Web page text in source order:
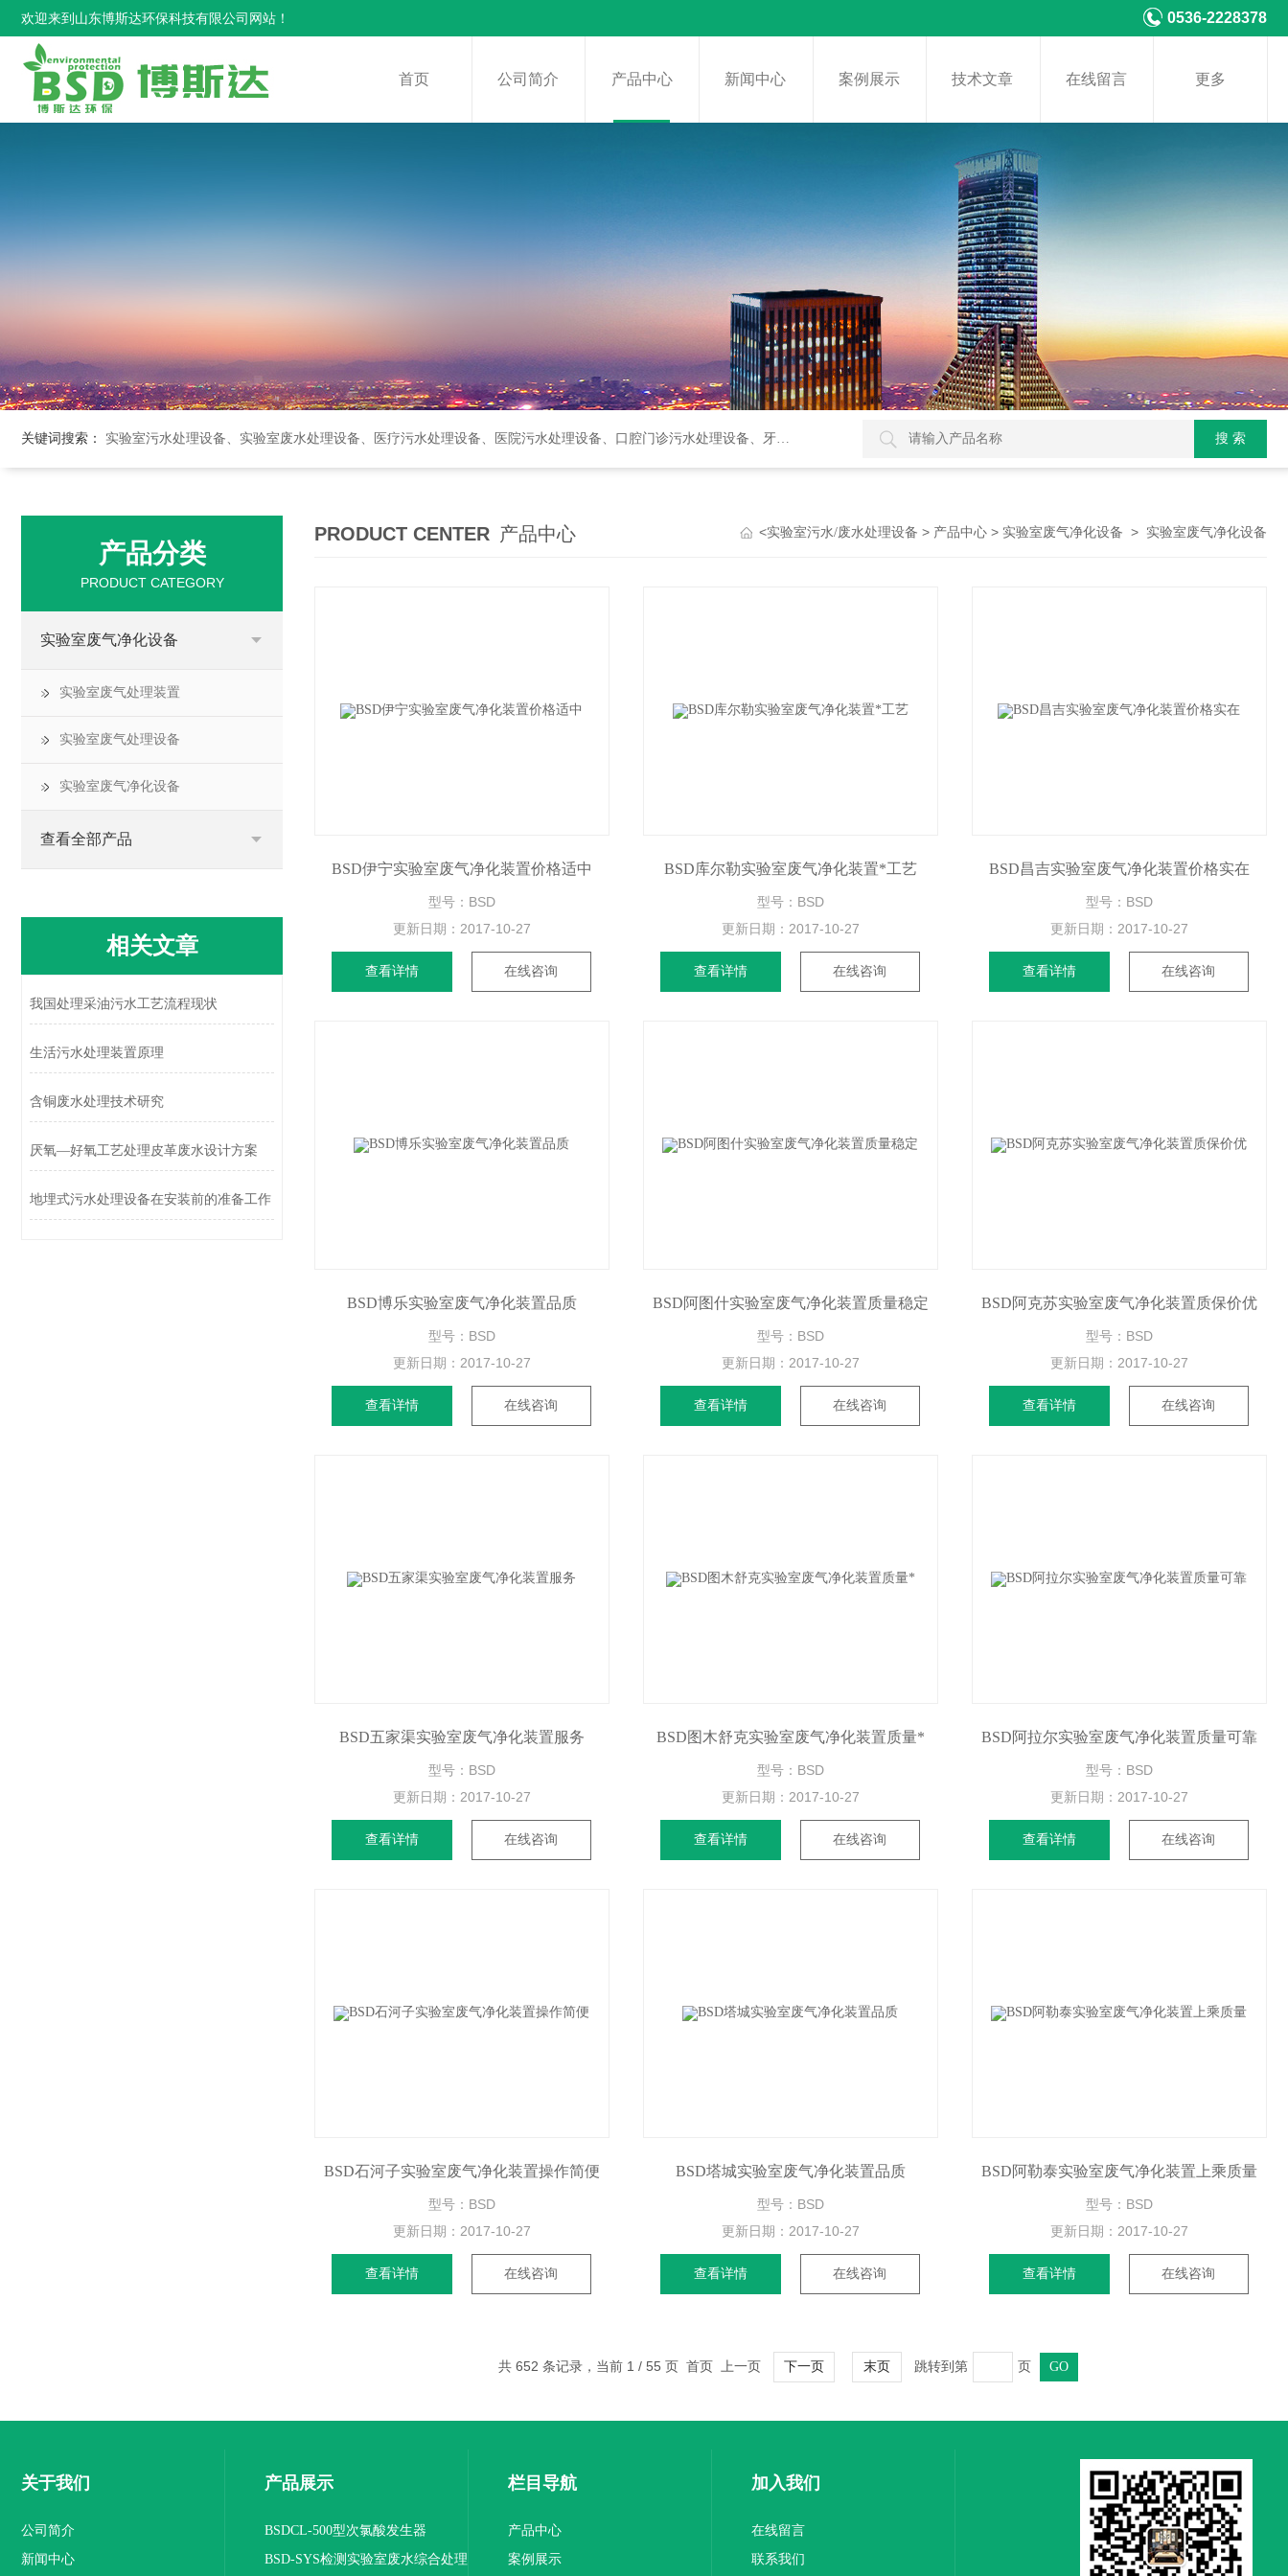
欢迎来到山东博斯达环保科技有限公司网站！ 0536-2228378
首页 公司简介 产品中心 新闻中心 案例展示 技术文章 在线留言 更多
关键词搜索： 实验室污水处理设备、实验室废水处理设备、医疗污水处理设备、医院污水处理设备、口腔门诊污水处理设备、牙科诊所污水处理设备、次氯酸发生器
产品分类
PRODUCT CATEGORY
实验室废气净化设备
实验室废气处理装置
实验室废气处理设备
实验室废气净化设备
查看全部产品
相关文章
我国处理采油污水工艺流程现状
生活污水处理装置原理
含铜废水处理技术研究
厌氧—好氧工艺处理皮革废水设计方案
地埋式污水处理设备在安装前的准备工作
PRODUCT CENTER 产品中心 <实验室污水/废水处理设备 > 产品中心 > 实验室废气净化设备 > 实验室废气净化设备
BSD伊宁实验室废气净化装置价格适中
型号：BSD
更新日期： 2017-10-27
查看详情 在线咨询
BSD库尔勒实验室废气净化装置*工艺
型号：BSD
更新日期： 2017-10-27
查看详情 在线咨询
BSD昌吉实验室废气净化装置价格实在
型号：BSD
更新日期： 2017-10-27
查看详情 在线咨询
BSD博乐实验室废气净化装置品质
型号：BSD
更新日期： 2017-10-27
查看详情 在线咨询
BSD阿图什实验室废气净化装置质量稳定
型号：BSD
更新日期： 2017-10-27
查看详情 在线咨询
BSD阿克苏实验室废气净化装置质保价优
型号：BSD
更新日期： 2017-10-27
查看详情 在线咨询
BSD五家渠实验室废气净化装置服务
型号：BSD
更新日期： 2017-10-27
查看详情 在线咨询
BSD图木舒克实验室废气净化装置质量*
型号：BSD
更新日期： 2017-10-27
查看详情 在线咨询
BSD阿拉尔实验室废气净化装置质量可靠
型号：BSD
更新日期： 2017-10-27
查看详情 在线咨询
BSD石河子实验室废气净化装置操作简便
型号：BSD
更新日期： 2017-10-27
查看详情 在线咨询
BSD塔城实验室废气净化装置品质
型号：BSD
更新日期： 2017-10-27
查看详情 在线咨询
BSD阿勒泰实验室废气净化装置上乘质量
型号：BSD
更新日期： 2017-10-27
查看详情 在线咨询
共 652 条记录，当前 1 / 55 页 首页 上一页 下一页 末页 跳转到第 页
关于我们
公司简介
新闻中心
产品展示
BSDCL-500型次氯酸发生器
BSD-SYS检测实验室废水综合处理
栏目导航
产品中心
案例展示
加入我们
在线留言
联系我们